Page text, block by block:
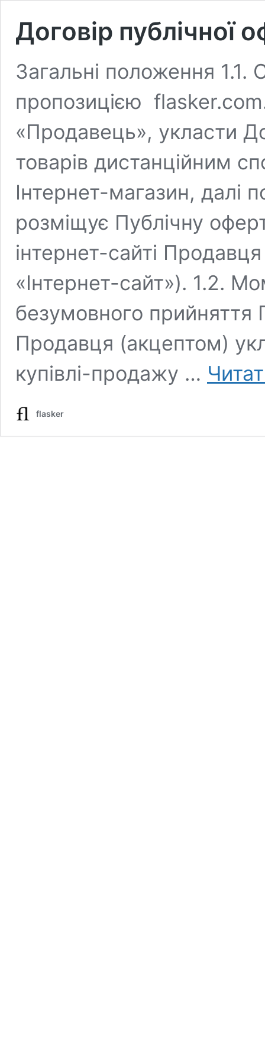
Договір публічної
Загальні положення
пропозицією
«Продавець», укласти
товарів дистанційним
Інтернет-магазин, далі
розміщує Публічну
інтернет-сайті
«Інтернет-сайт»). 1.2.
безумовного прийняття
Продавця (акцептом)
купівлі-продажу …
flasker